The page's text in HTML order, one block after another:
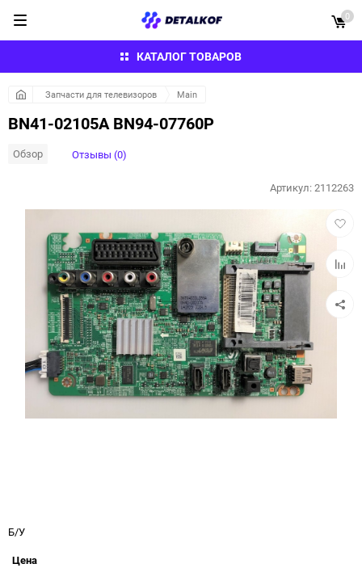
КАТАЛОГ ТОВАРОВ
0
Запчасти для телевизоров Main
BN41-02105A BN94-07760P
Обзор Отзывы (0)
в
к
Артикул:2112263
Б/У
Цена